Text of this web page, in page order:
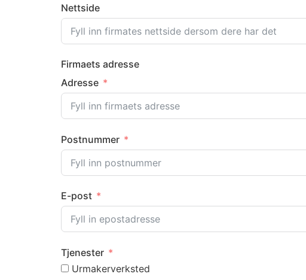
Nettside
Firmaets adresse
Adresse
Postnummer
E-post
Tjenester
Urmakerverksted